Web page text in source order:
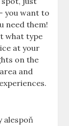
you want to
need them!
what type
at your
on ⁣the
and
alespoň